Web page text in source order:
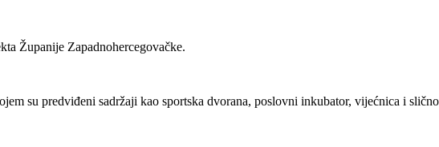
Županije Zapadnohercegovačke.
su predviđeni sadržaji kao sportska dvorana, poslovni inkubator, vijećnica i